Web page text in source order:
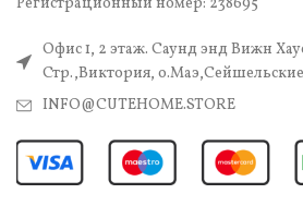
Офис 1, 2 этаж. Саунд энд Вижн
Стр.,Виктория,
INFO@CUTEHOME.STORE